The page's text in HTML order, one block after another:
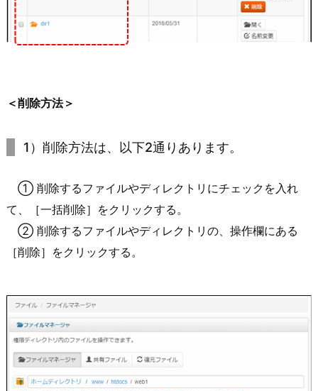
＜削除方法＞
1）削除方法は、以下2通りあります。
① 削除するファイルやディレクトリにチェックを入れ
て、［一括削除］をクリックする。
② 削除するファイルやディレクトリの、操作欄にある
［削除］をクリックする。